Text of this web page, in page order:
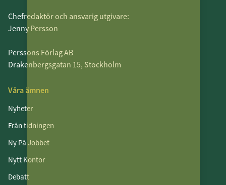
Chefredaktör och ansvarig utgivare:
Jenny Persson
Perssons Förlag AB
Drakenbergsgatan 15, Stockholm
Våra ämnen
Nyheter
Från tidningen
Ny På Jobbet
Nytt Kontor
Debatt